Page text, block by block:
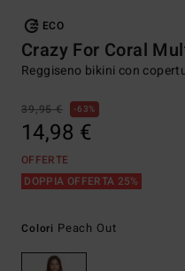
ECO
Crazy For Coral
Reggiseno bikini con
39,95 € 63%
14,98 €
OFFERTE
DOPPIA OFFERTA 25%
Colori Peach Out